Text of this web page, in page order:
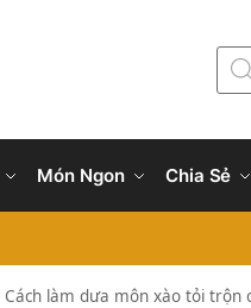
Món Ngon Chia Sẻ
Cách làm dưa môn xào tỏi trộn